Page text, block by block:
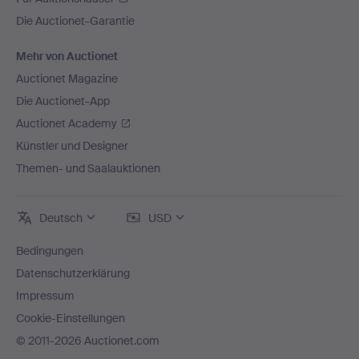
Die Auctionet-Garantie
Mehr von Auctionet
Auctionet Magazine
Die Auctionet-App
Auctionet Academy
Künstler und Designer
Themen- und Saalauktionen
Deutsch USD
Bedingungen
Datenschutzerklärung
Impressum
Cookie-Einstellungen
© 2011-2026 Auctionet.com